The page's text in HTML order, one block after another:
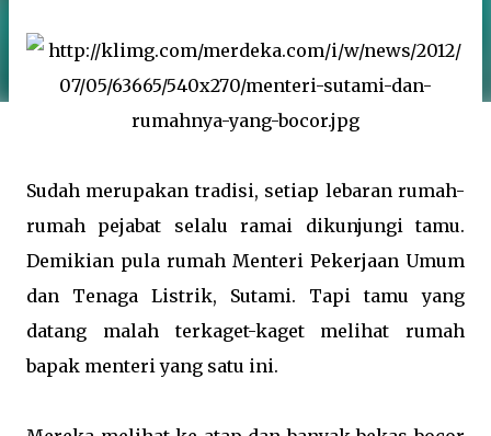
Sudah merupakan tradisi, setiap lebaran rumah-
rumah pejabat selalu ramai dikunjungi tamu.
Demikian pula rumah Menteri Pekerjaan Umum
dan Tenaga Listrik, Sutami. Tapi tamu yang
datang malah terkaget-kaget melihat rumah
bapak menteri yang satu ini.